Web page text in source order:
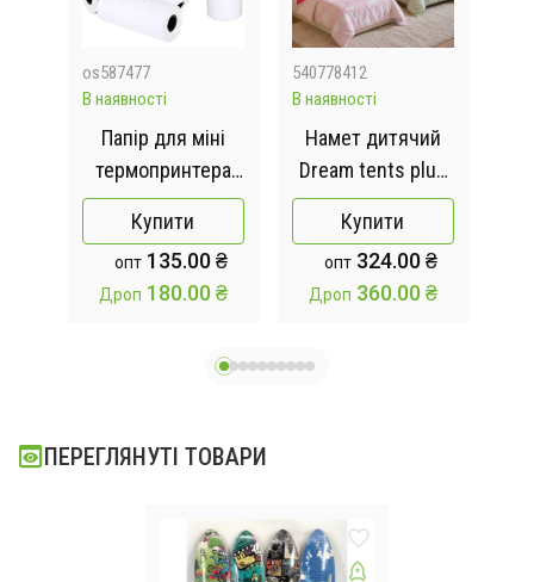
os587477
В наявності
Папір для міні
термопринтера
білий 5шт
Купити
опт135.00 ₴
Дроп 180.00 ₴
540778412
В наявності
Намет дитячий
Dream tents plus
намет для дітей
дитячий намет
мрії
Купити
опт324.00 ₴
Дроп 360.00 ₴
ПЕРЕГЛЯНУТІ ТОВАРИ